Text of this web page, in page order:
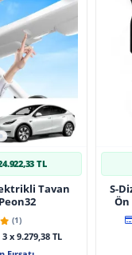
TL
Tavan
(1)
x 9.279,38 TL
S-
Ön